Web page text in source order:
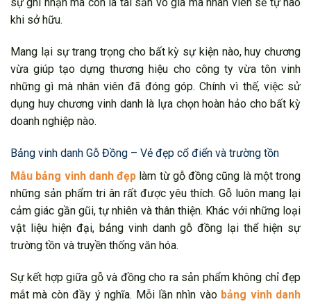
khi sở hữu.
Mang lại sự trang trọng cho bất kỳ sự kiện nào, huy chương
vừa giúp tạo dựng thương hiệu cho công ty vừa tôn vinh
những gì mà nhân viên đã đóng góp. Chính vì thế, việc sử
dụng huy chương vinh danh là lựa chọn hoàn hảo cho bất kỳ
doanh nghiệp nào.
Bảng vinh danh Gỗ Đồng – Vẻ đẹp cổ điển và trường tồn
Mẫu bảng vinh danh đẹp làm từ gỗ đồng cũng là một trong
những sản phẩm tri ân rất được yêu thích. Gỗ luôn mang lại
cảm giác gần gũi, tự nhiên và thân thiện. Khác với những loại
vật liệu hiện đại, bảng vinh danh gỗ đồng lại thể hiện sự
trường tồn và truyền thống văn hóa.
Sự kết hợp giữa gỗ và đồng cho ra sản phẩm không chỉ đẹp
mắt mà còn đầy ý nghĩa. Mỗi lần nhìn vào bảng vinh danh